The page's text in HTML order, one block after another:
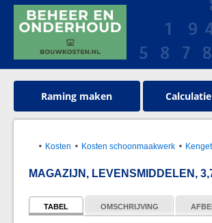
Raming maken
Kosten Kosten schoonmaakwerk
MAGAZIJN, LEVENSMIDDELEN,
TABEL OMSCHRIJVING